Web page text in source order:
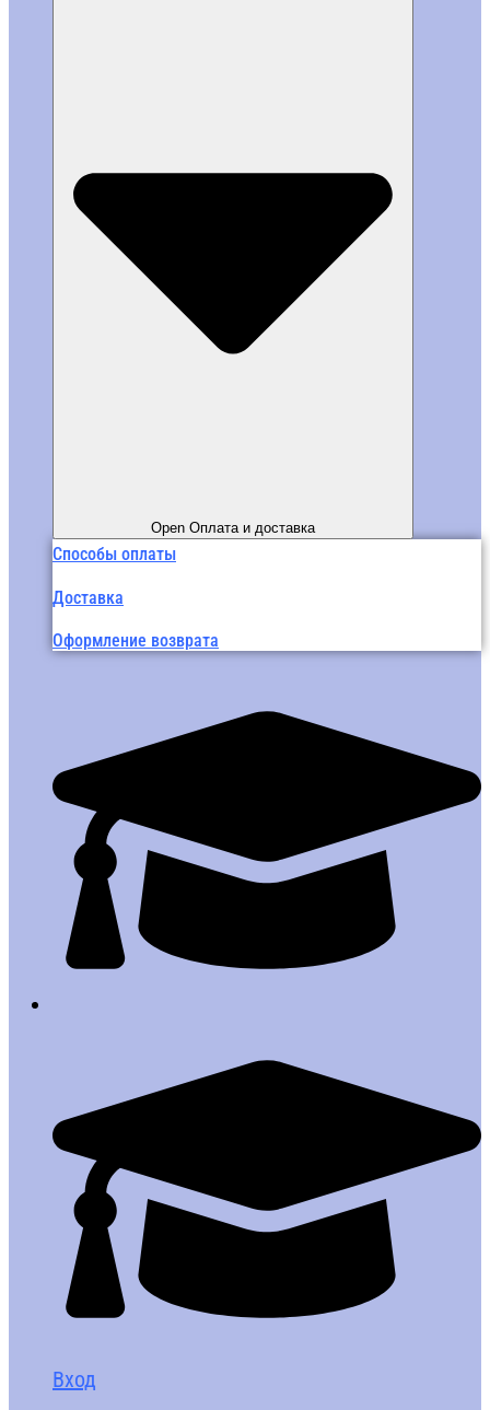
Open Оплата и доставка
Способы оплаты
Доставка
Оформление возврата
Вход